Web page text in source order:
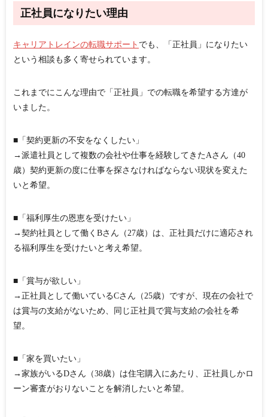
正社員になりたい理由
キャリアトレインの転職サポート でも、「正社員」になりたい
という相談も多く寄せられています。
これまでにこんな理由で「正社員」での転職を希望する方達が
いました。
■「契約更新の不安をなくしたい」
→派遣社員として複数の会社や仕事を経験してきたAさん（40
歳）契約更新の度に仕事を探さなければならない現状を変えた
いと希望。
■「福利厚生の恩恵を受けたい」
→契約社員として働くBさん（27歳）は、正社員だけに適応され
る福利厚生を受けたいと考え希望。
■「賞与が欲しい」
→正社員として働いているCさん（25歳）ですが、現在の会社で
は賞与の支給がないため、同じ正社員で賞与支給の会社を希
望。
■「家を買いたい」
→家族がいるDさん（38歳）は住宅購入にあたり、正社員しかロ
ーン審査がおりないことを解消したいと希望。